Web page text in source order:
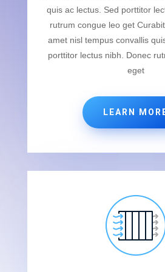
quis ac lectus. Sed porttitor
rutrum congue leo get
amet nisl tempus convallis
porttitor lectus nibh. Donec
eget
LEARN